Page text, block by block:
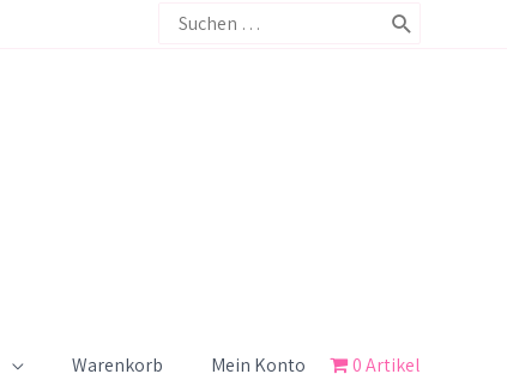
Search
Warenkorb Mein Konto 0 Artikel